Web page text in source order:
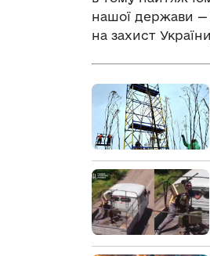
нашої держави —
на захист